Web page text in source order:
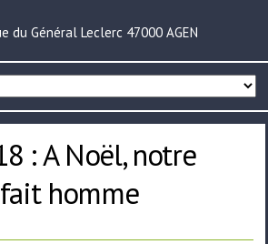
du Général Leclerc 47000 AGEN
: A Noël, notre
fait homme